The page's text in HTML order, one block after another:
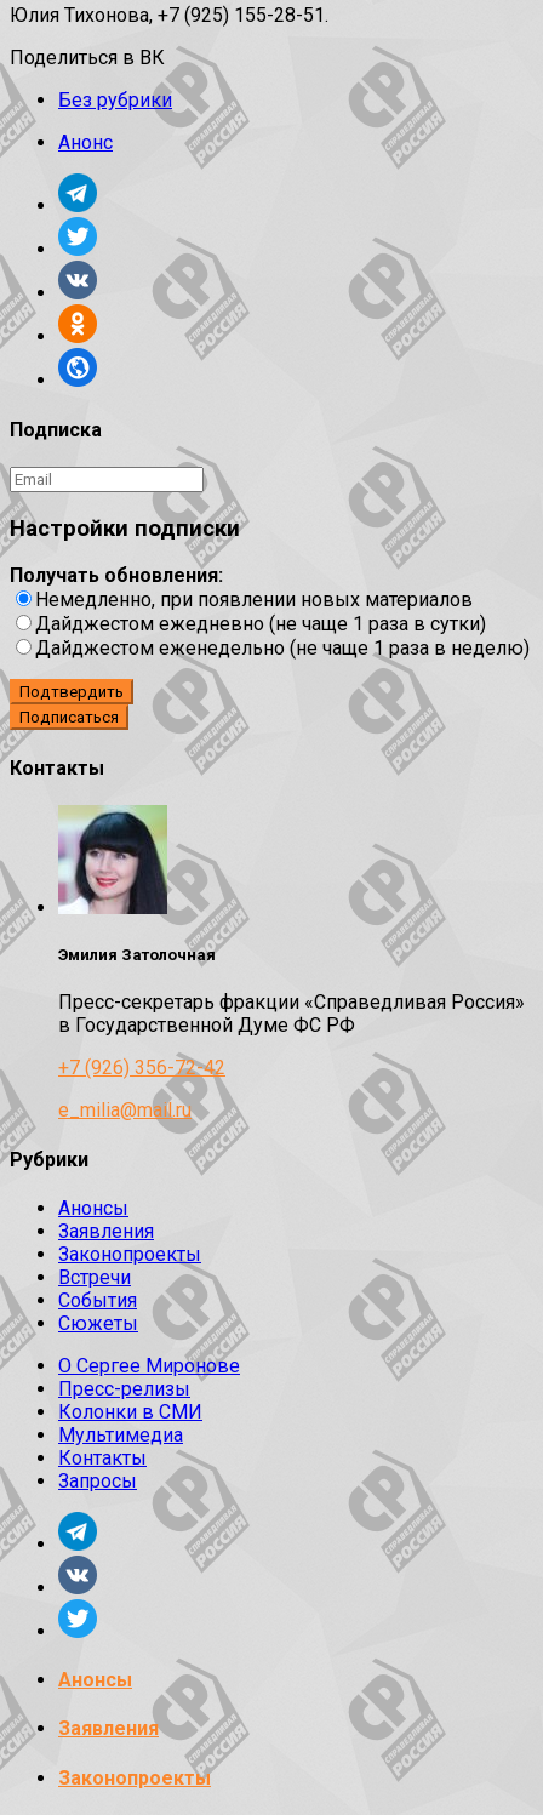
Юлия Тихонова, +7 (925) 155-28-51.
Поделиться в ВК
Без рубрики
Анонс
Подписка
Настройки подписки
Получать обновления:
Немедленно, при появлении новых материалов
Дайджестом ежедневно (не чаще 1 раза в сутки)
Дайджестом еженедельно (не чаще 1 раза в неделю)
Подтвердить
Контакты
Эмилия Затолочная
Пресс-секретарь фракции «Справедливая Россия»
в Государственной Думе ФС РФ
+7 (926) 356-72-42
e_milia@mail.ru
Рубрики
Анонсы
Заявления
Законопроекты
Встречи
События
Сюжеты
О Сергее Миронове
Пресс-релизы
Колонки в СМИ
Мультимедиа
Контакты
Запросы
Анонсы
Заявления
Законопроекты